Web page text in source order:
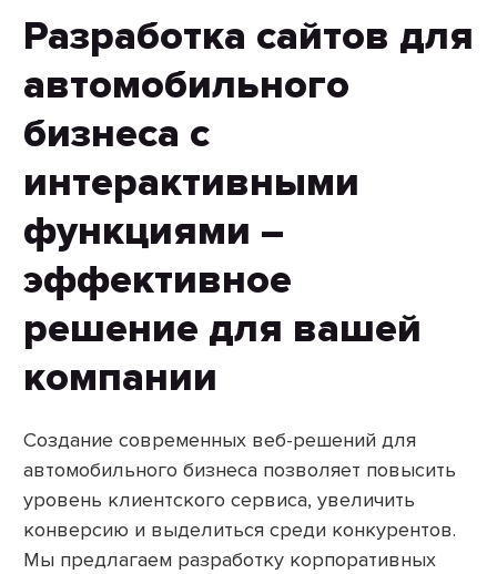
Разработка сайтов для
автомобильного
бизнеса с
интерактивными
функциями –
эффективное
решение для вашей
компании
Создание современных веб-решений для
автомобильного бизнеса позволяет повысить
уровень клиентского сервиса, увеличить
конверсию и выделиться среди конкурентов.
Мы предлагаем разработку корпоративных